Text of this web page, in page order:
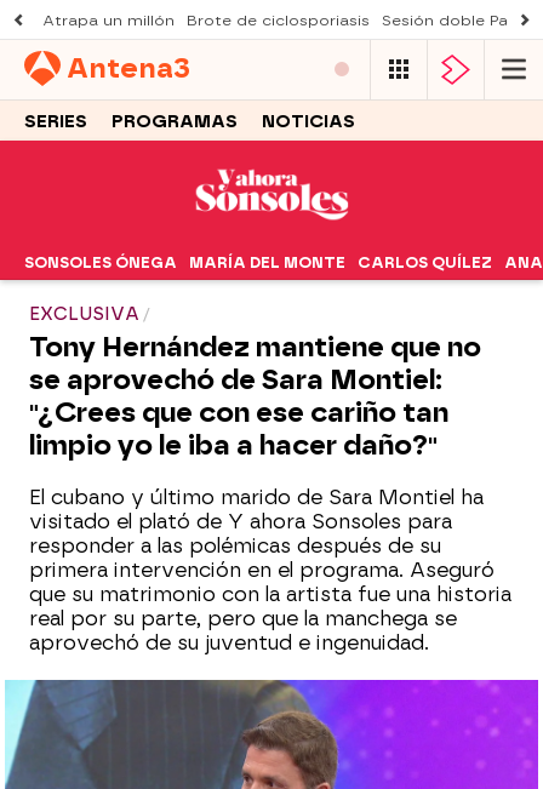
Atrapa un millón Brote de ciclosporiasis Sesión doble
Antena3
SERIES PROGRAMAS NOTICIAS
SONSOLES ÓNEGA MARÍA DEL MONTE CARLOS QUÍLEZ ANA
EXCLUSIVA
Tony Hernández mantiene que no
se aprovechó de Sara Montiel:
"¿Crees que con ese cariño tan
limpio yo le iba a hacer daño?"
El cubano y último marido de Sara Montiel ha
visitado el plató de Y ahora Sonsoles para
responder a las polémicas después de su
primera intervención en el programa. Aseguró
que su matrimonio con la artista fue una historia
real por su parte, pero que la manchega se
aprovechó de su juventud e ingenuidad.